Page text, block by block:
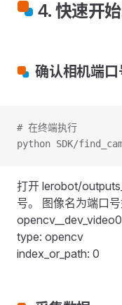
4. 快速开
确认相机端口
# 在终端执行
python SDK/
打开 lerobot/
号。 图像名为端口号
type: opencv
index_or_path: 0